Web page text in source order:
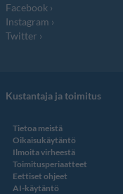
Facebook
Instagram
Twitter
Kustantaja ja toimitus
Tietoa meistä
Oikaisukäytäntö
Ilmoita virheestä
Toimitusperiaatteet
Eettiset ohjeet
AI-käytäntö